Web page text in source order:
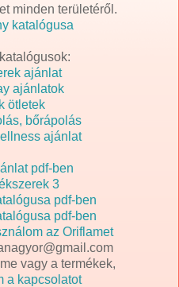
minden területéről.
katalógusa
ajánlat
ajánlatok
ötletek
bőrápolás
ajánlat
pdf-ben
3
pdf-ben
pdf-ben
az Oriflamet
vagy a termékek,
a kapcsolatot